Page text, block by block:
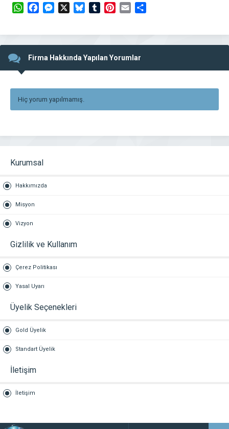
WhatsAppFacebookMessengerBlueskyTumblrPinterest
Email
Firma Hakkında Yapılan Yorumlar
Hiç yorum yapılmamış.
Kurumsal
Hakkımızda
Misyon
Vizyon
Gizlilik ve Kullanım
Çerez Politikası
Yasal Uyarı
Üyelik Seçenekleri
Gold Üyelik
Standart Üyelik
İletişim
İletişim